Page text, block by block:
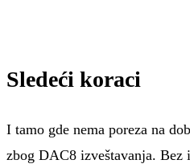
Sledeći koraci
I tamo gde nema poreza na
zbog DAC8 izveštavanja. Bez